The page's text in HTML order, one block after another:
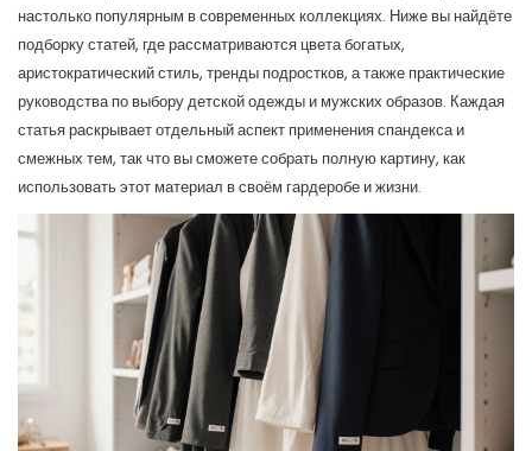
настолько популярным в современных коллекциях. Ниже вы найдёте
подборку статей, где рассматриваются цвета богатых,
аристократический стиль, тренды подростков, а также практические
руководства по выбору детской одежды и мужских образов. Каждая
статья раскрывает отдельный аспект применения спандекса и
смежных тем, так что вы сможете собрать полную картину, как
использовать этот материал в своём гардеробе и жизни.